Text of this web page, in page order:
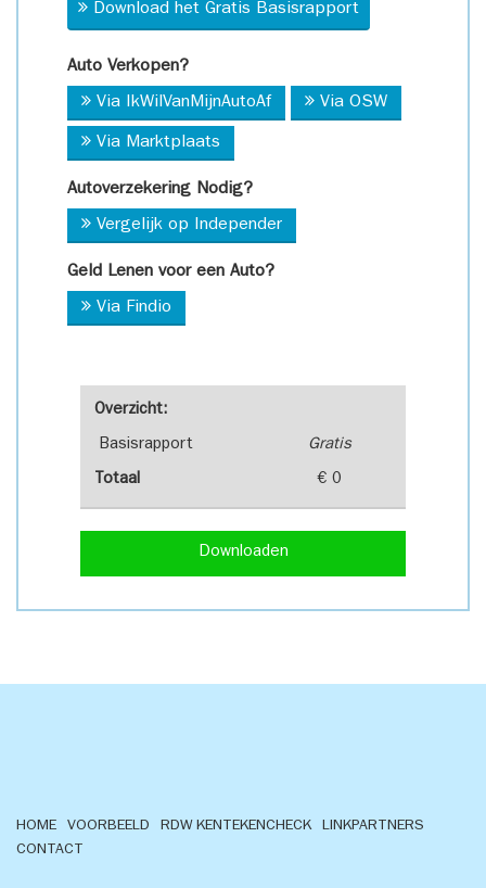
Overzicht:
Basisrapport Gratis
Totaal € 0
Downloaden
Download het Gratis Basisrapport
Auto Verkopen?
Via IkWilVanMijnAutoAf Via OSW
Via Marktplaats
Autoverzekering Nodig?
Vergelijk op Independer
Geld Lenen voor een Auto?
Via Findio
HOME VOORBEELD RDW KENTEKENCHECK
LINKPARTNERS
CONTACT